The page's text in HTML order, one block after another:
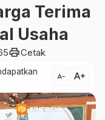
Terima
Usaha
printCetak
text_decrease text_increase